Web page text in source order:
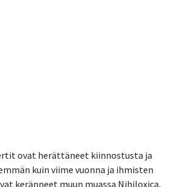
ovat herättäneet kiinnostusta ja
kuin viime vuonna ja ihmisten
keränneet muun muassa Nihiloxica,